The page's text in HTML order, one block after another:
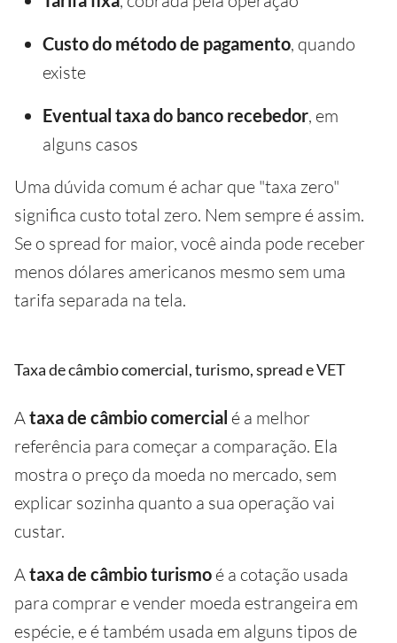
Custo do método de pagamento, quando
existe
Eventual taxa do banco recebedor, em
alguns casos
Uma dúvida comum é achar que "taxa zero"
significa custo total zero. Nem sempre é assim.
Se o spread for maior, você ainda pode receber
menos dólares americanos mesmo sem uma
tarifa separada na tela.
Taxa de câmbio comercial, turismo, spread e VET
Ataxa de câmbio comercial é a melhor
referência para começar a comparação. Ela
mostra o preço da moeda no mercado, sem
explicar sozinha quanto a sua operação vai
custar.
Ataxa de câmbio turismo é a cotação usada
para comprar e vender moeda estrangeira em
espécie, e é também usada em alguns tipos de